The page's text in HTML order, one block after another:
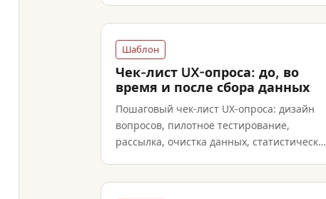
Шаблон
Чек-лист UX-опроса: до, во
время и после сбора данных
Пошаговый чек-лист UX-опроса: дизайн
вопросов, пилотное тестирование,
рассылка, очистка данных, статистический